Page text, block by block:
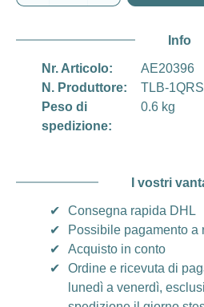
Info
Nr. Articolo:
AE20396
N. Produttore:
TLB-1QRS
Peso di
spedizione:
0.6 kg
I vostri
✔
Consegna rapida DHL
✔
Possibile pagamento a
✔
Acquisto in conto
✔
Ordine e ricevuta di
lunedì a venerdì,